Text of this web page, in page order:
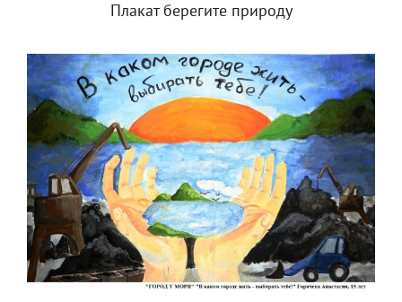
Плакат берегите природу